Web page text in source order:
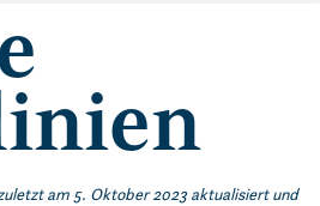
am 5. Oktober 2023 aktualisiert und